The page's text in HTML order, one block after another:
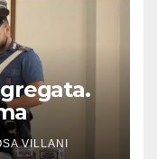
VILLANI